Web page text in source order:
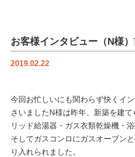
様）
編
お客様インタビュー（N様
2019.02.22
今回お忙しいにも関わらず快くイ
さいましたN様は昨年、新築を建
リッド給湯器・ガス衣類乾燥機・
そしてガスコンロにガスオーブン
り入れられました。